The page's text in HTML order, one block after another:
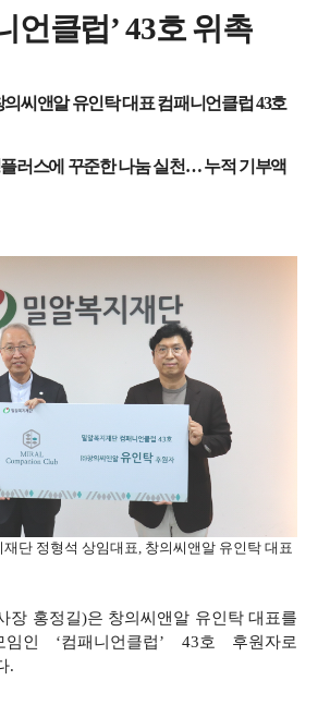
언클럽’ 43호 위촉
의씨앤알 유인탁 대표 컴패니언클럽 43호
러스에 꾸준한 나눔 실천…누적 기부액
재단 정형석 상임대표, 창의씨앤알 유인탁 대표
장 홍정길)은 창의씨앤알 유인탁 대표를
인
‘컴패니언클럽’ 43호 후원자로
.